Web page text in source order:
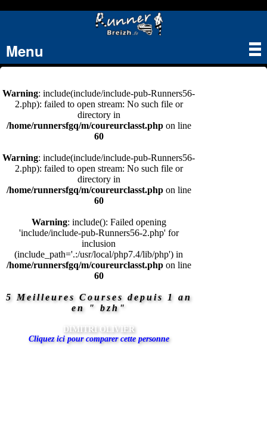
Menu
Warning: include(include/include-pub-Runners56-
2.php): failed to open stream: No such file or
directory in
/home/runnersfgq/m/coureurclasst.phpon line
60
Warning: include(include/include-pub-Runners56-
2.php): failed to open stream: No such file or
directory in
/home/runnersfgq/m/coureurclasst.phpon line
60
Warning: include(): Failed opening
'include/include-pub-Runners56-2.php' for
inclusion
(include_path='.:/usr/local/php7.4/lib/php') in
/home/runnersfgq/m/coureurclasst.phpon line
60
5 Meilleures Courses depuis 1 an
en " bzh"
DIMITRI OLIVIER
Cliquez ici pour comparer cette personne